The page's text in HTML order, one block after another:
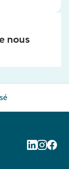
nous
Linkedin